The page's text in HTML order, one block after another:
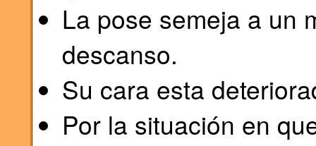
La pose semeja a un
descanso.
Su cara esta
Por la situación en